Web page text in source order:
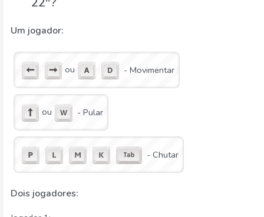
Um jogador:
ou - Movimentar
ou - Pular
- Chutar
Dois jogadores: